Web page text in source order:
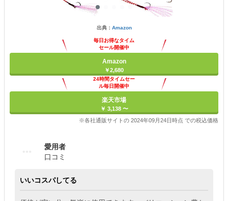
出典： Amazon
毎日お得なタイム
セール開催中
Amazon
￥2,680
24時間タイムセー
ル毎日開催中
楽天市場
￥ 3,138 〜
※各社通販サイトの 2024年09月24日時点 での税込価格
愛用者
口コミ
いいコスパしてる